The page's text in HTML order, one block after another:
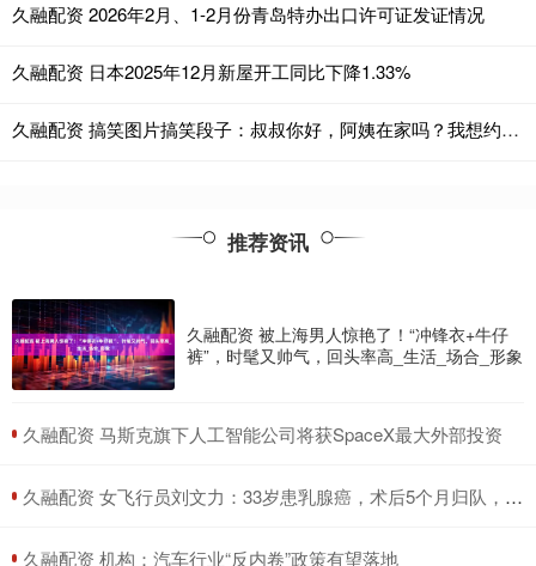
久融配资 2026年2月、1-2月份青岛特办出口许可证发证情况
久融配资 日本2025年12月新屋开工同比下降1.33%
久融配资 搞笑图片搞笑段子：叔叔你好，阿姨在家吗？我想约她出来玩
推荐资讯
久融配资 被上海男人惊艳了！“冲锋衣+牛仔
裤”，时髦又帅气，回头率高_生活_场合_形象
​久融配资 马斯克旗下人工智能公司将获SpaceX最大外部投资
​久融配资 女飞行员刘文力：33岁患乳腺癌，术后5个月归队，15年后成女将军_飞行姿态_中国_任务
​久融配资 机构：汽车行业“反内卷”政策有望落地